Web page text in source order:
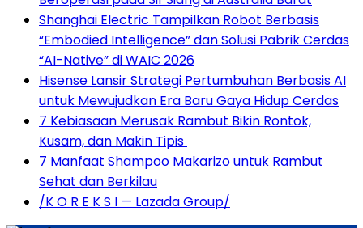
Shanghai Electric Tampilkan Robot Berbasis
“Embodied Intelligence” dan Solusi Pabrik Cerdas
“AI-Native” di WAIC 2026
Hisense Lansir Strategi Pertumbuhan Berbasis AI
untuk Mewujudkan Era Baru Gaya Hidup Cerdas
7 Kebiasaan Merusak Rambut Bikin Rontok,
Kusam, dan Makin Tipis
7 Manfaat Shampoo Makarizo untuk Rambut
Sehat dan Berkilau
/K O R E K S I — Lazada Group/